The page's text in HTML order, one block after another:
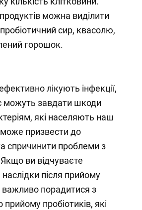
можна виділити
пробіотичний сир, квасолю,
горошок.
лікують інфекції,
можуть завдати шкоди
які населяють наш
призвести до
спричинити проблеми з
ви відчуваєте
наслідки після прийому
важливо порадитися з
пробіотиків, які